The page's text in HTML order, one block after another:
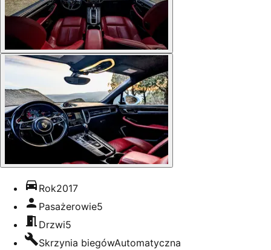
Rok2017
Pasażerowie5
Drzwi5
Skrzynia biegówAutomatyczna